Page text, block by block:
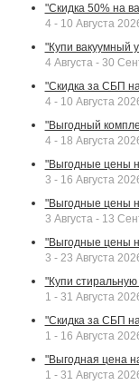
"Скидка 50% на
4 - 10 Августа
"Купи вакуумный
4 Августа - 30
"Скидка за СБП
4 - 10 Августа
"Выгодный
4 - 18 Августа
"Выгодные цены
3 - 16 Августа
"Выгодные цены
3 Августа - 13
"Выгодные цены
3 - 23 Августа
"Купи
1 - 31 Августа
"Скидка за СБП
1 - 16 Августа
"Выгодная цена
1 - 31 Августа